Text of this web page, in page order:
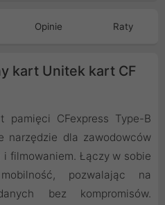
Opinie Raty
kart Unitek kart CF
pamięci CFexpress Type-B
narzędzie dla zawodowców
filmowaniem. Łączy w sobie
pozwalając na
bez kompromisów.